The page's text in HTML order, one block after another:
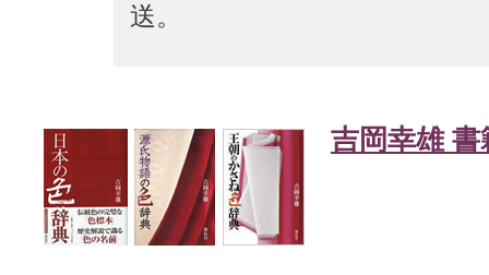
送。
吉岡幸雄 書